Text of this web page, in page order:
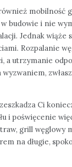
mobilność
budowie i nie
Jednak wiąże
Rozpalanie
a utrzymanie
Ci
i poświęcenie
grill węglowy
na długie,